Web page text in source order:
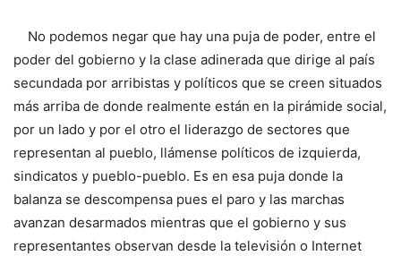
No podemos negar que hay una puja de poder, entre el
poder del gobierno y la clase adinerada que dirige al país
secundada por arribistas y políticos que se creen situados
más arriba de donde realmente están en la pirámide social,
por un lado y por el otro el liderazgo de sectores que
representan al pueblo, llámense políticos de izquierda,
sindicatos y pueblo-pueblo. Es en esa puja donde la
balanza se descompensa pues el paro y las marchas
avanzan desarmados mientras que el gobierno y sus
representantes observan desde la televisión o Internet